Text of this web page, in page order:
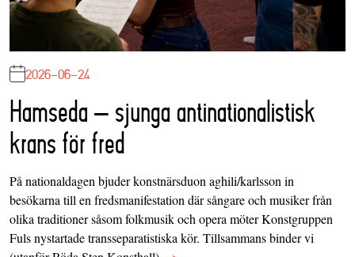
2026-06-24
Hamseda – sjunga antinationalistisk
krans för fred
På nationaldagen bjuder konstnärsduon aghili/karlsson in
besökarna till en fredsmanifestation där sångare och musiker från
olika traditioner såsom folkmusik och opera möter Konstgruppen
Fuls nystartade transseparatistiska kör. Tillsammans binder vi